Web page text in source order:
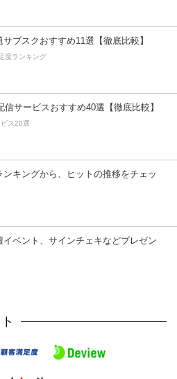
ブスクおすすめ11選【徹底比較】
度ランキング
信サービスおすすめ40選【徹底比較】
ス20選
ンキングから、ヒットの推移をチェッ
イベント、サインチェキなどプレゼン